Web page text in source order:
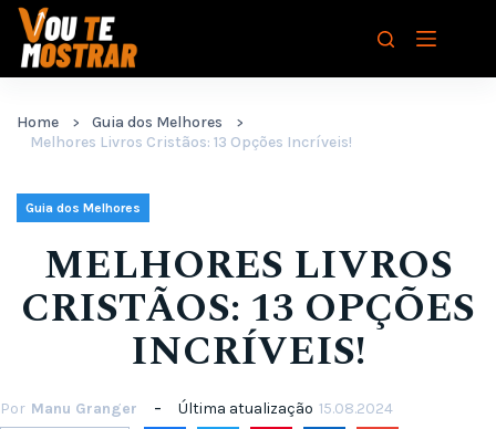
Pular
para
Home
Guia dos Melhores
Melhores Livros Cristãos: 13 Opções Incríveis!
Guia dos Melhores
MELHORES LIVROS
CRISTÃOS: 13 OPÇÕES
INCRÍVEIS!
Por Manu Granger Última atualização 15.08.2024